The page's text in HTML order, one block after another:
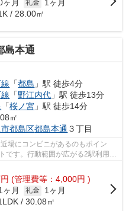
ヶ月 礼金
1ヶ月
/ 28.00㎡
島本通
「都島 」駅 徒歩4分
「野江内代 」駅 徒歩13分
「桜ノ宮 」駅 徒歩14分
㎡
都島区都島本通 ３丁目
場にコンビニがあるのもポイン
です。行動範囲が広がる2駅利用可
円 (管理費等：4,000円 )
ヶ月 礼金
1ヶ月
/ 30.08㎡